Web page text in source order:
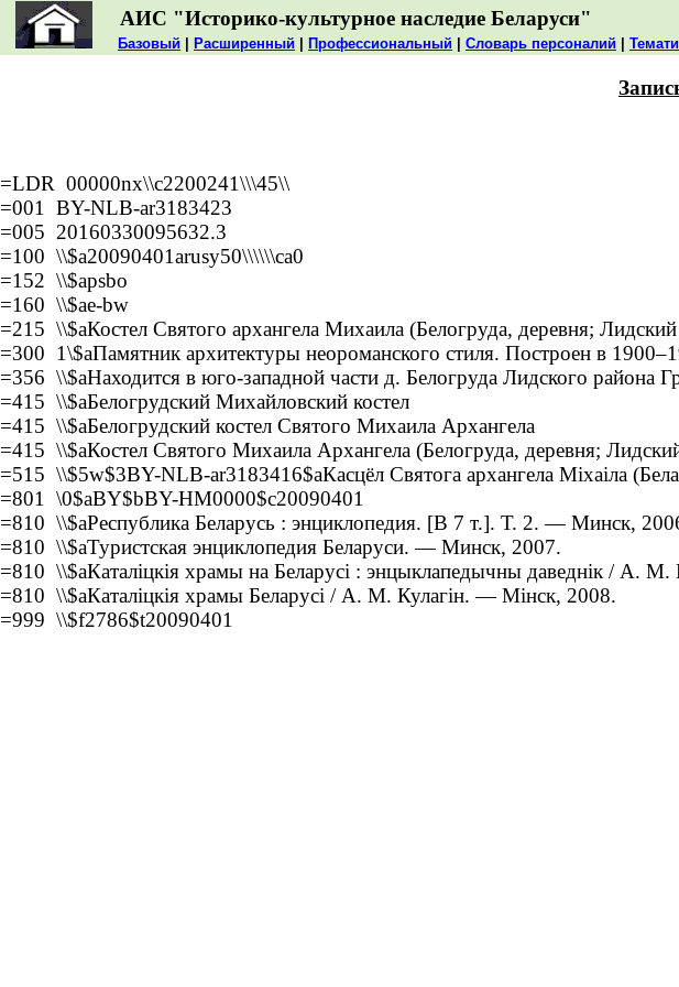
АИС "Историко-культурное наследие Беларуси"
Базовый Расширенный Профессиональный Словарь персоналий
=LDR 00000nx\\c2200241\\\45\\
=001 BY-NLB-ar3183423
=005 20160330095632.3
=100 \\$a20090401arusy50\\\\\\ca0
=152 \\$apsbo
=160 \\$ae-bw
=215 \\$aКостел Святого архангела Михаила (Белогруда, деревня;
=300 1\$aПамятник архитектуры неороманского стиля. Построен в
=356 \\$aНаходится в юго-западной части д. Белогруда Лидского района
=415 \\$aБелогрудский Михайловский костел
=415 \\$aБелогрудский костел Святого Михаила Архангела
=415 \\$aКостел Святого Михаила Архангела (Белогруда, деревня;
=515 \\$5w$3BY-NLB-ar3183416$aКасцёл Святога архангела Міхаіла
=801 \0$aBY$bBY-HM0000$c20090401
=810 \\$aРеспублика Беларусь : энциклопедия. [В 7 т.]. Т. 2. — Минск,
=810 \\$aТуристская энциклопедия Беларуси. — Минск, 2007.
=810 \\$aКаталіцкія храмы на Беларусі : энцыклапедычны даведнік / А.
=810 \\$aКаталіцкія храмы Беларусі / А. М. Кулагін. — Мінск, 2008.
=999 \\$f2786$t20090401